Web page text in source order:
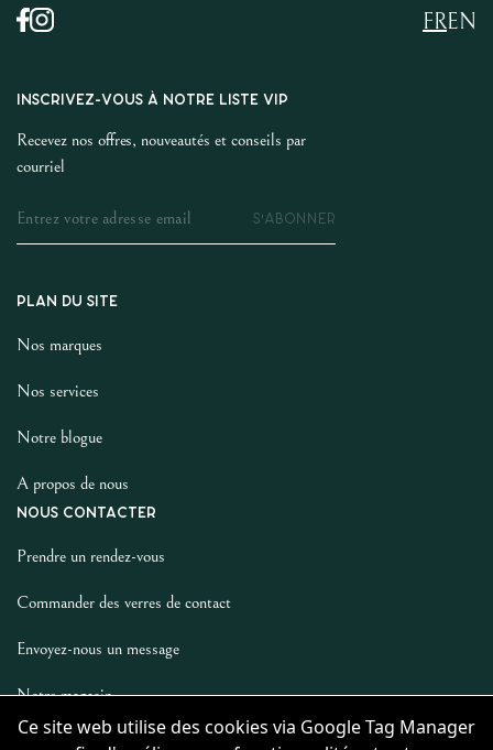
Ce site web utilise des cookies via Google Tag Manager
EN
FR
INSCRIVEZ-VOUS À NOTRE LISTE VIP
Recevez nos offres, nouveautés et conseils par
courriel
S'ABONNER
PLAN DU SITE
Nos marques
Nos services
Notre blogue
A propos de nous
NOUS CONTACTER
Prendre un rendez-vous
Commander des verres de contact
Envoyez-nous un message
Notre magasin
LES AUTRES